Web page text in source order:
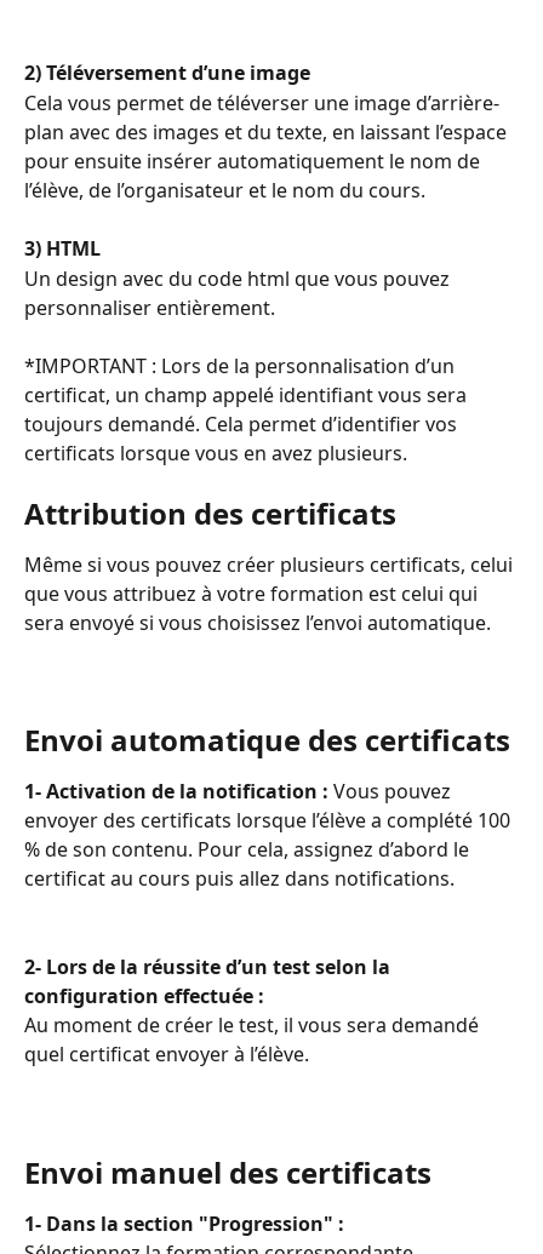
2) Téléversement d’une image
Cela vous permet de téléverser une image d’arrière-
plan avec des images et du texte, en laissant l’espace
pour ensuite insérer automatiquement le nom de
l’élève, de l’organisateur et le nom du cours.
3) HTML
Un design avec du code html que vous pouvez
personnaliser entièrement.
*IMPORTANT : Lors de la personnalisation d’un
certificat, un champ appelé identifiant vous sera
toujours demandé. Cela permet d’identifier vos
certificats lorsque vous en avez plusieurs.
Attribution des certificats
Même si vous pouvez créer plusieurs certificats, celui
que vous attribuez à votre formation est celui qui
sera envoyé si vous choisissez l’envoi automatique.
Envoi automatique des certificats
1- Activation de la notification : Vous pouvez
envoyer des certificats lorsque l’élève a complété 100
% de son contenu. Pour cela, assignez d’abord le
certificat au cours puis allez dans notifications.
2- Lors de la réussite d’un test selon la
configuration effectuée :
Au moment de créer le test, il vous sera demandé
quel certificat envoyer à l’élève.
Envoi manuel des certificats
1- Dans la section "Progression" :